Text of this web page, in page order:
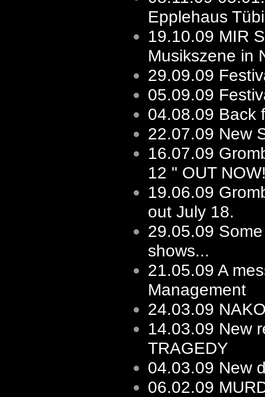
Epplehaus
19.10.09 MIR
Musikszene in
29.09.09
05.09.09
04.08.09 Back
22.07.09 New
16.07.09
12 " OUT
19.06.09
out July 18.
29.05.09
shows...
21.05.09 A
Management
24.03.09
14.03.09 New
TRAGEDY
04.03.09 New
06.02.09